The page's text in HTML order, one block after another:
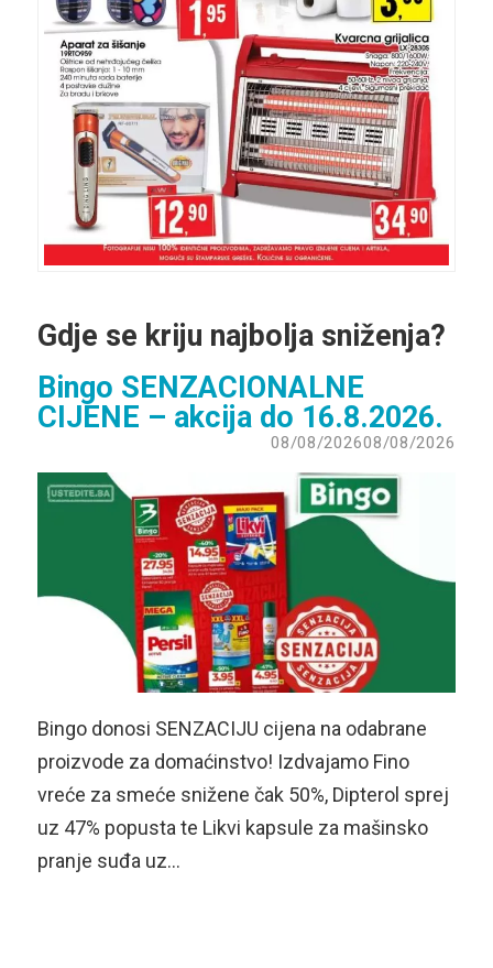
Gdje se kriju najbolja sniženja?
Bingo SENZACIONALNE
CIJENE – akcija do 16.8.2026.
08/08/202608/08/2026
Bingo donosi SENZACIJU cijena na odabrane
proizvode za domaćinstvo! Izdvajamo Fino
vreće za smeće snižene čak 50%, Dipterol sprej
uz 47% popusta te Likvi kapsule za mašinsko
pranje suđa uz…